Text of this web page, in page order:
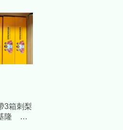
3箱刺梨
隆 海